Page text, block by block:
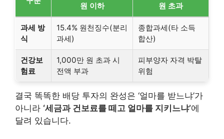
원 이하
원 초과
과세 방
식
15.4% 원천징수(분리
과세)
종합과세(타 소득
합산)
건강보
험료
1,000만 원 초과 시
전액 부과
피부양자 자격 박탈
위험
결국 똑똑한 배당 투자의 완성은 ‘얼마를 받느냐’가
아니라 ‘세금과 건보료를 떼고 얼마를 지키느냐’에
달려 있습니다.